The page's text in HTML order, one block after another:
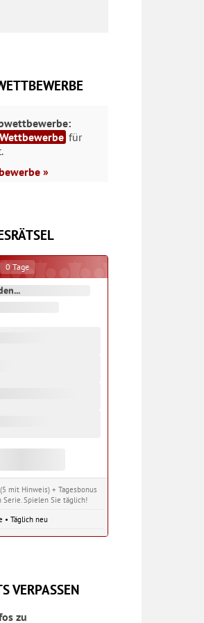
für
»
0 Tage
mit Hinweis) + Tagesbonus
Spielen Sie täglich!
Täglich neu
VERPASSEN
zu